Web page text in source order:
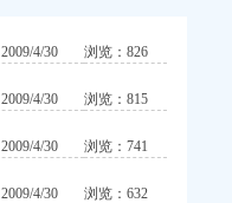
2009/4/30 浏览：826
2009/4/30 浏览：815
2009/4/30 浏览：741
2009/4/30 浏览：632